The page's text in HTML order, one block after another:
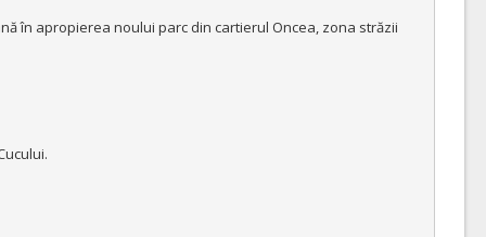
în apropierea noului parc din cartierul Oncea, zona străzii